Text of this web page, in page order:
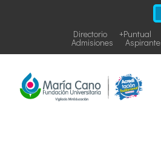
+Puntual
Directorio
Admisiones